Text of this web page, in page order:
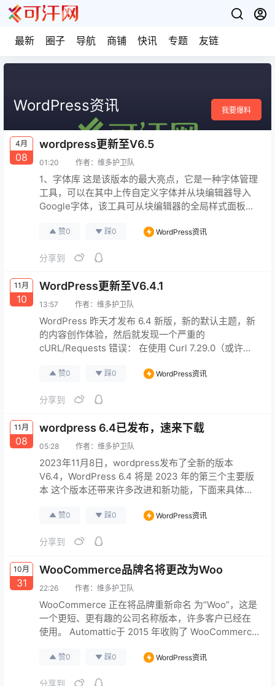
最新 圈子 导航 商铺 快讯 专题 友链
WordPress资讯 我要爆料
4月
08
wordpress更新至V6.5
01:20 作者： 维多护卫队
1、字体库 这是该版本的最大亮点，它是一种字体管理
工具，可以在其中上传自定义字体并从块编辑器导入
Google字体，该工具可从块编辑器的全局样式面板访
览模板和模式时，使用不同的显示布局和显示不同模
来简化管理。 3、经典主题兼容性与阻止环境
原文连接
赞0 踩0 WordPress资讯
分享到
11月
10
WordPress更新至V6.4.1
13:57 作者： 维多护卫队
WordPress 昨天才发布 6.4 新版，新的默认主题，新
的内容创作体验，然后就发现一个严重的
cURL/Requests 错误： 在使用 Curl 7.29.0（或许还
https://api.wordpress.org/ 和许多其他网站的下载：
'https://api…
原文连接
赞0 踩0 WordPress资讯
分享到
11月
08
wordpress 6.4已发布，速来下载
05:28 作者： 维多护卫队
2023年11月8日，wordpress发布了全新的版本
V6.4，WordPress 6.4 将是 2023 年的第三个主要版
本 这个版本还带来许多改进和新功能，下面来具体看
WebFonts API，允许主题和插件更容易地添加和使用
式。 新的默认主题：WordPress 6.4 将推出一个新的
赞0 踩0 WordPress资讯
分享到
10月
31
WooCommerce品牌名将更改为Woo
22:26 作者： 维多护卫队
WooCommerce 正在将品牌重新命名 为“Woo”，这是
一个更短、更有趣的公司名称版本，许多客户已经在
使用。 Automattic于 2015 年收购了 WooCommerce
万个实时网站提供支持，其中包括排名前 100 万的在
赞0 踩0 WordPress资讯
分享到